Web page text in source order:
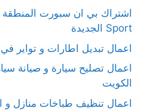
Sport الجديدة
اعمال تبديل اطارات و تواير
اعمال تصليح سيارة و صيانة
الكويت
اعمال تنظيف طباخات منازل و